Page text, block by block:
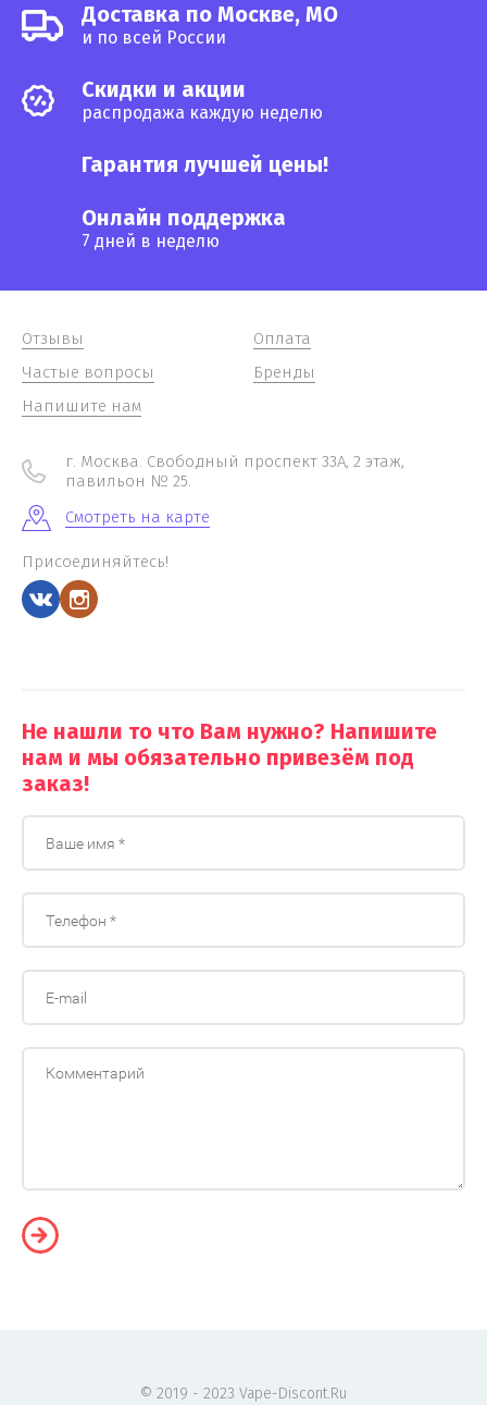
Доставка по Москве, МО
и по всей России
Cкидки и акции
распродажа каждую неделю
Гарантия лучшей цены!
Онлайн поддержка
7 дней в неделю
Отзывы
Частые вопросы
Напишите нам
Оплата
Бренды
г. Москва. Свободный проспект 33А, 2 этаж,
павильон № 25.
Смотреть на карте
Присоединяйтесь!
Не нашли то что Вам нужно? Напишите
нам и мы обязательно привезём под
заказ!
© 2019 - 2023 Vape-Discont.Ru